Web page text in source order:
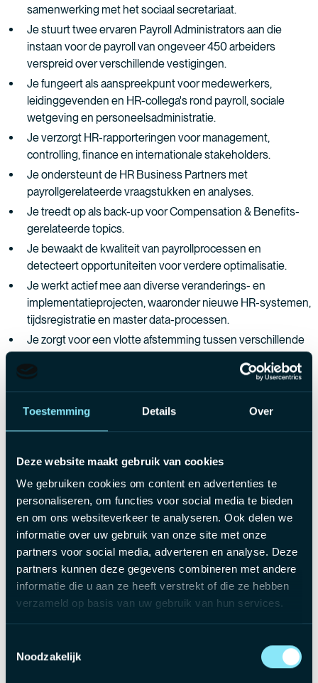
Toestemming Details Over
Deze website maakt gebruik van cookies
We gebruiken cookies om content en advertenties te
personaliseren, om functies voor social media te bieden
en om ons websiteverkeer te analyseren. Ook delen we
informatie over uw gebruik van onze site met onze
partners voor social media, adverteren en analyse. Deze
partners kunnen deze gegevens combineren met andere
informatie die u aan ze heeft verstrekt of die ze hebben
verzameld op basis van uw gebruik van hun services.
Noodzakelijk
samenwerking met het sociaal secretariaat.
Je stuurt twee ervaren Payroll Administrators aan die
instaan voor de payroll van ongeveer 450 arbeiders
verspreid over verschillende vestigingen.
Je fungeert als aanspreekpunt voor medewerkers,
leidinggevenden en HR-collega's rond payroll, sociale
wetgeving en personeelsadministratie.
Je verzorgt HR-rapporteringen voor management,
controlling, finance en internationale stakeholders.
Je ondersteunt de HR Business Partners met
payrollgerelateerde vraagstukken en analyses.
Je treedt op als back-up voor Compensation & Benefits-
gerelateerde topics.
Je bewaakt de kwaliteit van payrollprocessen en
detecteert opportuniteiten voor verdere optimalisatie.
Je werkt actief mee aan diverse veranderings- en
implementatieprojecten, waaronder nieuwe HR-systemen,
tijdsregistratie en master data-processen.
Je zorgt voor een vlotte afstemming tussen verschillende
afdelingen binnen een internationale matrixorganisatie.
Jouw profiel
bedienden, bij voorkeur in een productieomgeving
Goede kennis van Nederlands en Engels;
Het aanbod
Brutoloon tussen €5000 en €7000, afgestemd op jouw
Maaltijdcheques.